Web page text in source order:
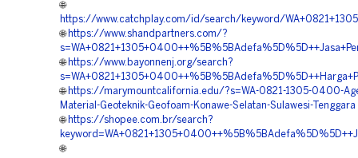
🌐
https://www.catchplay.com/id/search/keyword/
🌐 https://www.shandpartners.com/?
🌐 https://www.bayonnenj.org/search?
🌐 https://marymountcalifornia.edu/?s=WA-0821-1305-0400-
Material-Geoteknik-Geofoam-Konawe-Selatan-Sulawesi-Tenggara
🌐 https://shopee.com.br/search?
🌐